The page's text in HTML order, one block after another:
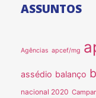
ASSUNTOS
Agências apcef/mg
assédio balanço
nacional 2020